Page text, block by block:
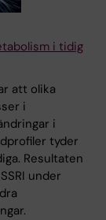
i tidig
att olika
i
i
tyder
Resultaten
under